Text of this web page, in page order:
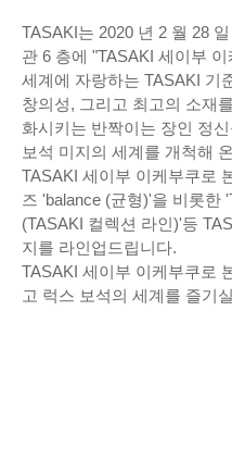
TASAKI는 2020 년 2 월 28
관 6 층에 "TASAKI 세이부
세계에 자랑하는 TASAKI 기
창의성, 그리고 최고의 소재
화시키는 반짝이는 장인 정
보석 미지의 세계를 개척해
TASAKI 세이부 이케부쿠로
즈 'balance (균형)'을 비롯한
(TASAKI 컬렉션 라인)'등
지를 라인업드립니다.
TASAKI 세이부 이케부쿠로
고 럭스 보석의 세계를 즐기